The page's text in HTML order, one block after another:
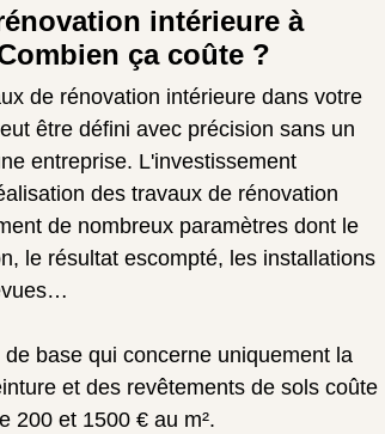
intérieure à
ça coûte ?
de rénovation intérieure dans votre
être défini avec précision sans un
entreprise. L'investissement
des travaux de rénovation
de nombreux paramètres dont le
le résultat escompté, les installations
base qui concerne uniquement la
et des revêtements de sols coûte
200 et 1500 € au m².